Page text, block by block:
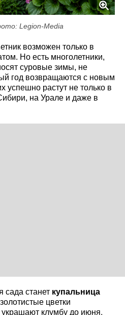
Legion-Media
возможен только в
Но есть многолетники,
суровые зимы, не
год возвращаются с новым
успешно растут не только в
на Урале и даже в
сада станет купальница
цветки
клумбу до июня.